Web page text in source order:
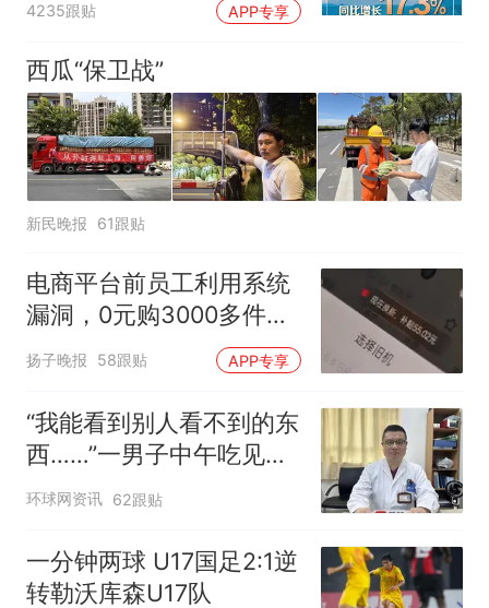
4235跟贴
APP专享
西瓜“保卫战”
新民晚报 61跟贴
电商平台前员工利用系统
漏洞，0元购3000多件家
电！
扬子晚报 58跟贴 APP专享
“我能看到别人看不到的东
西……”一男子中午吃见手
青没事，晚上再吃却出现
幻觉被紧急送医！
环球网资讯 62跟贴
一分钟两球 U17国足2:1逆
转勒沃库森U17队